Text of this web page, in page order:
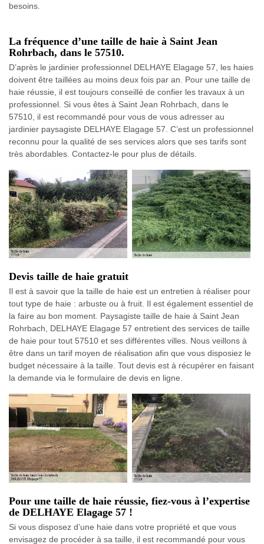
besoins.
La fréquence d’une taille de haie à Saint Jean
Rohrbach, dans le 57510.
D’après le jardinier professionnel DELHAYE Elagage 57, les haies
doivent être taillées au moins deux fois par an. Pour une taille de
haie réussie, il est toujours conseillé de confier les travaux à un
professionnel. Si vous êtes à Saint Jean Rohrbach, dans le
57510, il est recommandé pour vous de vous adresser au
jardinier paysagiste DELHAYE Elagage 57. C’est un professionnel
reconnu pour la qualité de ses services alors que ses tarifs sont
très abordables. Contactez-le pour plus de détails.
Devis taille de haie gratuit
Il est à savoir que la taille de haie est un entretien à réaliser pour
tout type de haie : arbuste ou à fruit. Il est également essentiel de
la faire au bon moment. Paysagiste taille de haie à Saint Jean
Rohrbach, DELHAYE Elagage 57 entretient des services de taille
de haie pour tout 57510 et ses différentes villes. Nous veillons à
être dans un tarif moyen de réalisation afin que vous disposiez le
budget nécessaire à la taille. Tout devis est à récupérer en faisant
la demande via le formulaire de devis en ligne.
Pour une taille de haie réussie, fiez-vous à l’expertise
de DELHAYE Elagage 57 !
Si vous disposez d’une haie dans votre propriété et que vous
envisagez de procéder à sa taille, il est recommandé pour vous